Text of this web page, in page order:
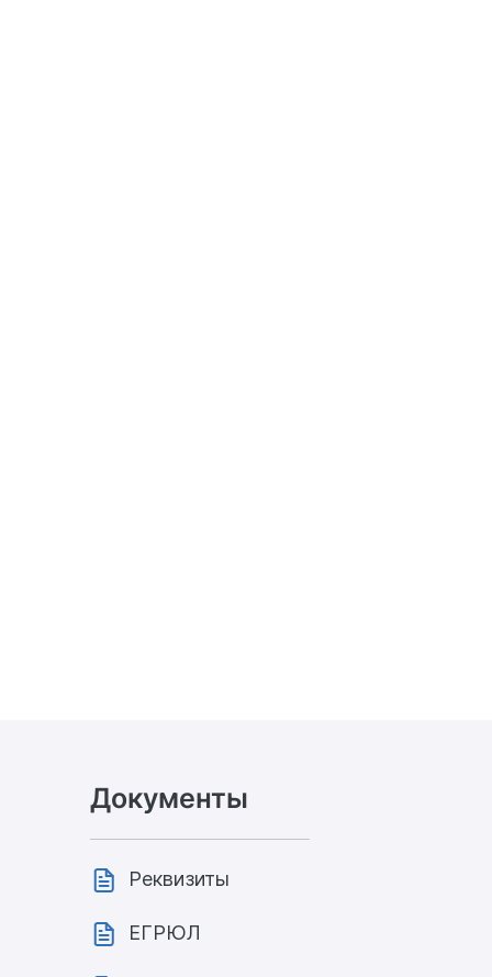
Документы
Реквизиты
ЕГРЮЛ